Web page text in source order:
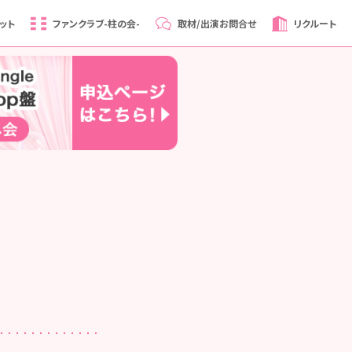
ト ファンクラブ-柱の会- 取材/出演お問合せ リクルート